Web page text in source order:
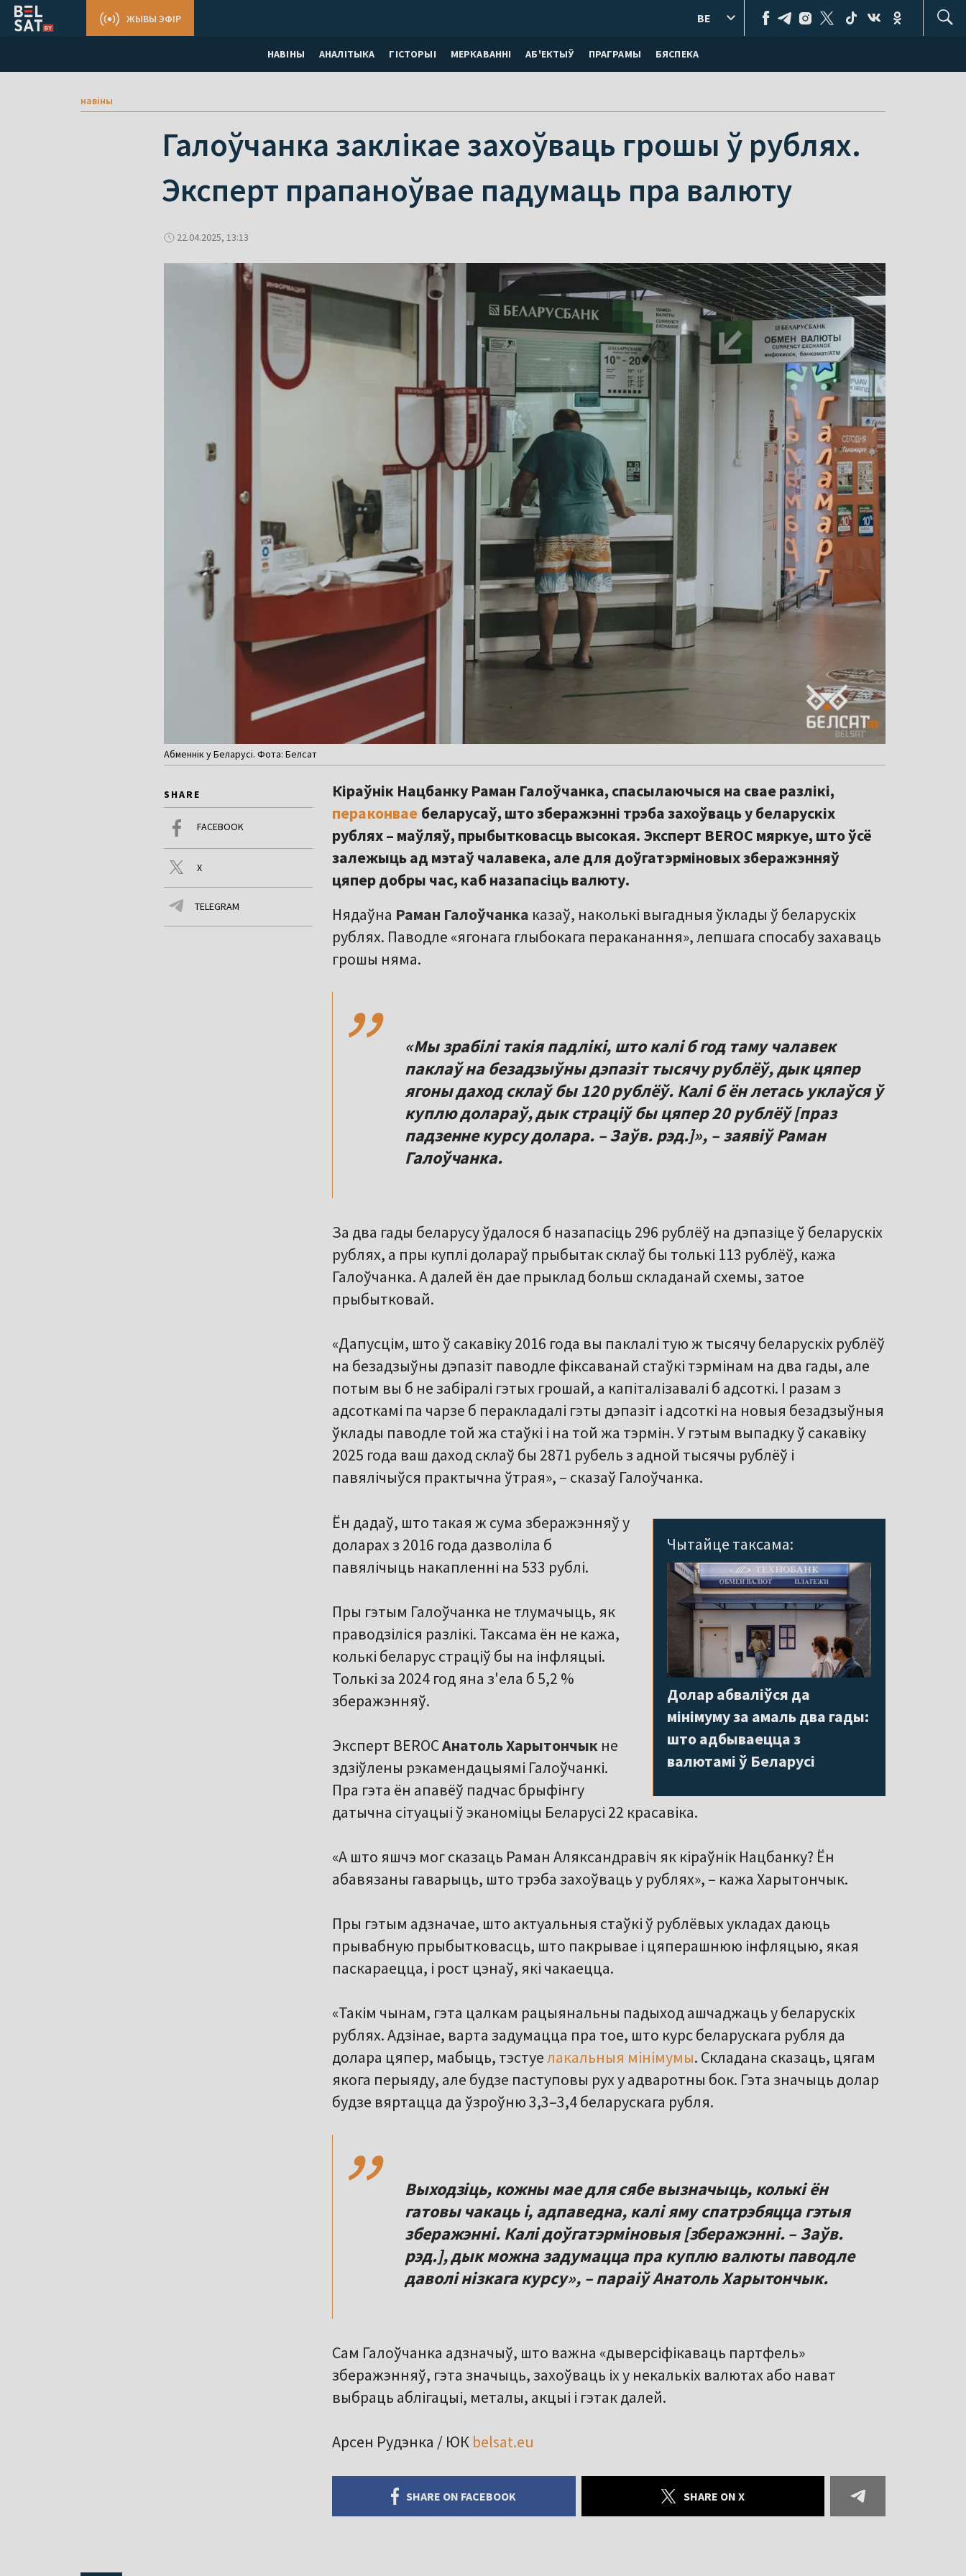
НАВІНЫ АНАЛІТЫКА ГІСТОРЫІ МЕРКАВАННI АБ'ЕКТЫЎ ПРАГРАМЫ БЯСПЕКА
ЖЫВЫ ЭФІР BE
навіны
Галоўчанка заклікае захоўваць грошы ў рублях.
Эксперт прапаноўвае падумаць пра валюту
22.04.2025, 13:13
Абменнік у Беларусі. Фота: Белсат
SHARE
FACEBOOK
X
TELEGRAM
Кіраўнік Нацбанку Раман Галоўчанка, спасылаючыся на свае разлікі,
пераконвае беларусаў, што зберажэнні трэба захоўваць у беларускіх
рублях – маўляў, прыбытковасць высокая. Эксперт BEROC мяркуе, што ўсё
залежыць ад мэтаў чалавека, але для доўгатэрміновых зберажэнняў
цяпер добры час, каб назапасіць валюту.
Нядаўна Раман Галоўчанка казаў, наколькі выгадныя ўклады ў беларускіх
рублях. Паводле «ягонага глыбокага пераканання», лепшага спосабу захаваць
грошы няма.
,,
«Мы зрабілі такія падлікі, што калі б год таму чалавек
паклаў на безадзыўны дэпазіт тысячу рублёў, дык цяпер
ягоны даход склаў бы 120 рублёў. Калі б ён летась уклаўся ў
куплю долараў, дык страціў бы цяпер 20 рублёў [праз
падзенне курсу долара. – Заўв. рэд.]», – заявіў Раман
Галоўчанка.
За два гады беларусу ўдалося б назапасіць 296 рублёў на дэпазіце ў беларускіх
рублях, а пры куплі долараў прыбытак склаў бы толькі 113 рублёў, кажа
Галоўчанка. А далей ён дае прыклад больш складанай схемы, затое
прыбытковай.
«Дапусцім, што ў сакавіку 2016 года вы паклалі тую ж тысячу беларускіх рублёў
на безадзыўны дэпазіт паводле фіксаванай стаўкі тэрмінам на два гады, але
потым вы б не забіралі гэтых грошай, а капіталізавалі б адсоткі. І разам з
адсоткамі па чарзе б перакладалі гэты дэпазіт і адсоткі на новыя безадзыўныя
ўклады паводле той жа стаўкі і на той жа тэрмін. У гэтым выпадку ў сакавіку
2025 года ваш даход склаў бы 2871 рубель з адной тысячы рублёў і
павялічыўся практычна ўтрая», – сказаў Галоўчанка.
Чытайце таксама:
Долар абваліўся да
мінімуму за амаль два гады:
што адбываецца з
валютамі ў Беларусі
Ён дадаў, што такая ж сума зберажэнняў у
доларах з 2016 года дазволіла б
павялічыць накапленні на 533 рублі.
Пры гэтым Галоўчанка не тлумачыць, як
праводзіліся разлікі. Таксама ён не кажа,
колькі беларус страціў бы на інфляцыі.
Толькі за 2024 год яна з'ела б 5,2 %
зберажэнняў.
Эксперт BEROCАнатоль Харытончык не
здзіўлены рэкамендацыямі Галоўчанкі.
Пра гэта ён апавёў падчас брыфінгу
датычна сітуацыі ў эканоміцы Беларусі 22 красавіка.
«А што яшчэ мог сказаць Раман Аляксандравіч як кіраўнік Нацбанку? Ён
абавязаны гаварыць, што трэба захоўваць у рублях», – кажа Харытончык.
Пры гэтым адзначае, што актуальныя стаўкі ў рублёвых укладах даюць
прывабную прыбытковасць, што пакрывае і цяперашнюю інфляцыю, якая
паскараецца, і рост цэнаў, які чакаецца.
«Такім чынам, гэта цалкам рацыянальны падыход ашчаджаць у беларускіх
рублях. Адзінае, варта задумацца пра тое, што курс беларускага рубля да
долара цяпер, мабыць, тэстуелакальныя мінімумы. Складана сказаць, цягам
якога перыяду, але будзе паступовы рух у адваротны бок. Гэта значыць долар
будзе вяртацца да ўзроўню 3,3–3,4 беларускага рубля.
,,
Выходзіць, кожны мае для сябе вызначыць, колькі ён
гатовы чакаць і, адпаведна, калі яму спатрэбяцца гэтыя
зберажэнні. Калі доўгатэрміновыя [зберажэнні. – Заўв.
рэд.], дык можна задумацца пра куплю валюты паводле
даволі нізкага курсу», – параіў Анатоль Харытончык.
Сам Галоўчанка адзначыў, што важна «дыверсіфікаваць партфель»
зберажэнняў, гэта значыць, захоўваць іх у некалькіх валютах або нават
выбраць аблігацыі, металы, акцыі і гэтак далей.
Арсен Рудэнка / ЮК belsat.eu
SHARE ON FACEBOOK SHARE ON X